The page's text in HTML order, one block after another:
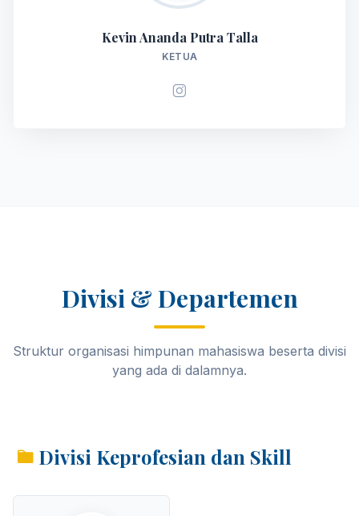
Kevin Ananda Putra Talla
KETUA
Divisi & Departemen
Struktur organisasi himpunan mahasiswa beserta divisi
yang ada di dalamnya.
Divisi Keprofesian dan Skill